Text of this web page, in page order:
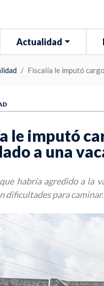
Actualidad
Fiscalía le imputó
le imputó
a una
habría agredido a la
dificultades para caminar.